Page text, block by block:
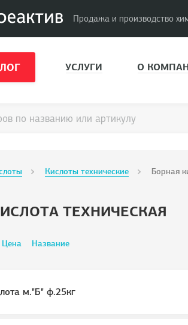
Продажа и производство
УСЛУГИ О
Кислоты технические Борная
ТЕХНИЧЕСКАЯ
Цена Название
м."Б" ф.25кг